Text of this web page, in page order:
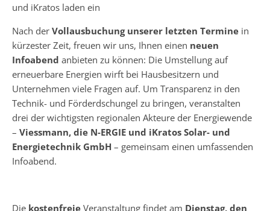
und iKratos laden ein
Nach der Vollausbuchung unserer letzten Termine in
kürzester Zeit, freuen wir uns, Ihnen einen neuen
Infoabend anbieten zu können: Die Umstellung auf
erneuerbare Energien wirft bei Hausbesitzern und
Unternehmen viele Fragen auf. Um Transparenz in den
Technik- und Förderdschungel zu bringen, veranstalten
drei der wichtigsten regionalen Akteure der Energiewende
– Viessmann, die N-ERGIE und iKratos Solar- und
Energietechnik GmbH – gemeinsam einen umfassenden
Infoabend.
Die kostenfreie Veranstaltung findet am Dienstag, den